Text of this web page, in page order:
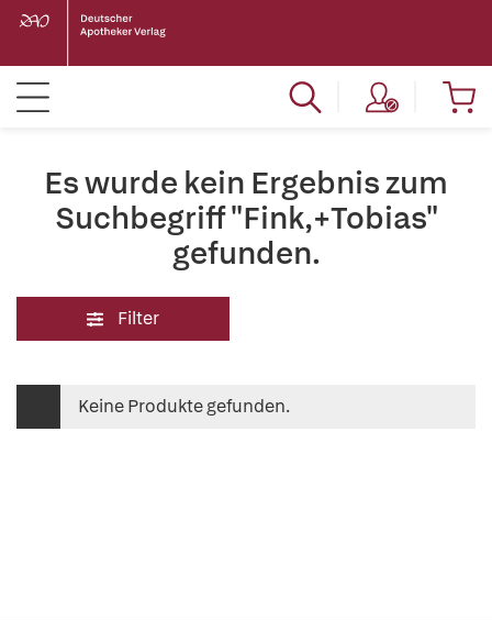
Es wurde kein Ergebnis zum
Suchbegriff "Fink,+Tobias"
gefunden.
Filter
Keine Produkte gefunden.